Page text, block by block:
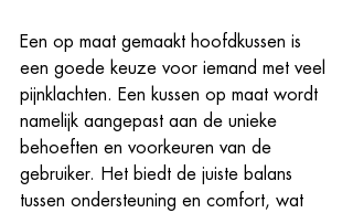
Een op maat gemaakt hoofdkussen is
een goede keuze voor iemand met veel
pijnklachten. Een kussen op maat wordt
namelijk aangepast aan de unieke
behoeften en voorkeuren van de
gebruiker. Het biedt de juiste balans
tussen ondersteuning en comfort, wat